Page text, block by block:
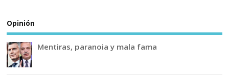
Opinión
Mentiras, paranoia y mala fama